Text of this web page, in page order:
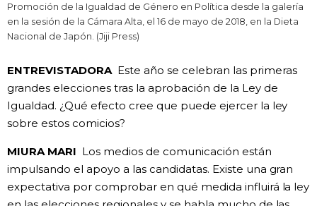
Promoción de la Igualdad de Género en Política desde la galería
en la sesión de la Cámara Alta, el 16 de mayo de 2018, en la Dieta
Nacional de Japón. (Jiji Press)
ENTREVISTADORAEste año se celebran las primeras
grandes elecciones tras la aprobación de la Ley de
Igualdad. ¿Qué efecto cree que puede ejercer la ley
sobre estos comicios?
MIURA MARI Los medios de comunicación están
impulsando el apoyo a las candidatas. Existe una gran
expectativa por comprobar en qué medida influirá la ley